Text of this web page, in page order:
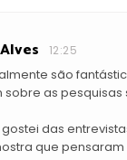
12:25
são
sobre as pesquisas
das
que